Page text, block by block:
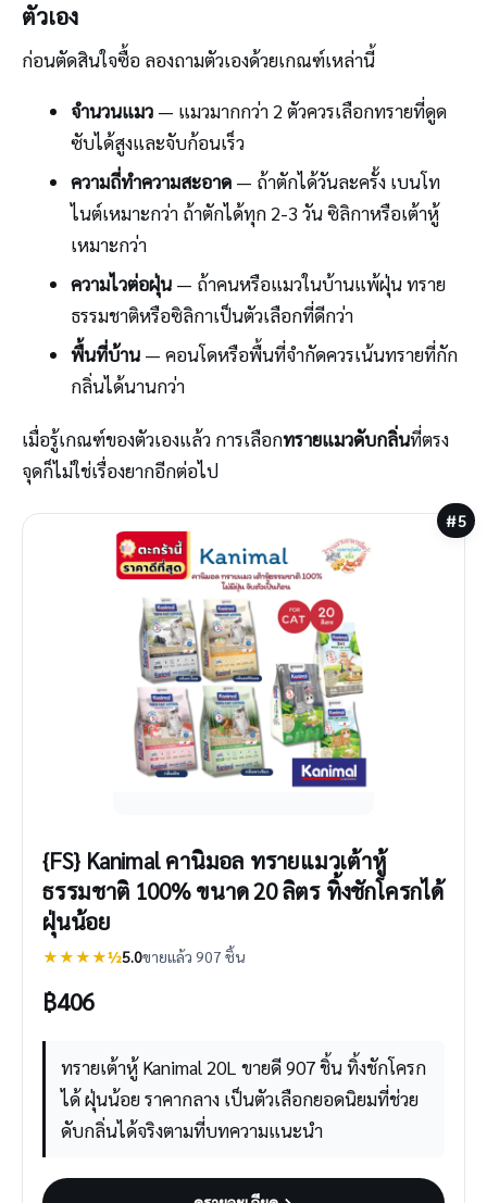
ตัวเอง
ก่อนตัดสินใจซื้อ ลองถามตัวเองด้วยเกณฑ์เหล่านี้
จำนวนแมว— แมวมากกว่า 2 ตัวควรเลือกทรายที่ดูด
ซับได้สูงและจับก้อนเร็ว
ความถี่ทำความสะอาด— ถ้าตักได้วันละครั้ง เบนโท
ไนต์เหมาะกว่า ถ้าตักได้ทุก 2-3 วัน ซิลิกาหรือเต้าหู้
เหมาะกว่า
ความไวต่อฝุ่น— ถ้าคนหรือแมวในบ้านแพ้ฝุ่น ทราย
ธรรมชาติหรือซิลิกาเป็นตัวเลือกที่ดีกว่า
พื้นที่บ้าน— คอนโดหรือพื้นที่จำกัดควรเน้นทรายที่กัก
กลิ่นได้นานกว่า
เมื่อรู้เกณฑ์ของตัวเองแล้ว การเลือกทรายแมวดับกลิ่นที่ตรง
จุดก็ไม่ใช่เรื่องยากอีกต่อไป
#5
{FS} Kanimal คานิมอล ทรายแมวเต้าหู้
ธรรมชาติ 100% ขนาด 20 ลิตร ทิ้งชักโครกได้
ฝุ่นน้อย
★★★★½5.0ขายแล้ว 907 ชิ้น
฿406
ทรายเต้าหู้ Kanimal 20L ขายดี 907 ชิ้น ทิ้งชักโครก
ได้ ฝุ่นน้อย ราคากลาง เป็นตัวเลือกยอดนิยมที่ช่วย
ดับกลิ่นได้จริงตามที่บทความแนะนำ